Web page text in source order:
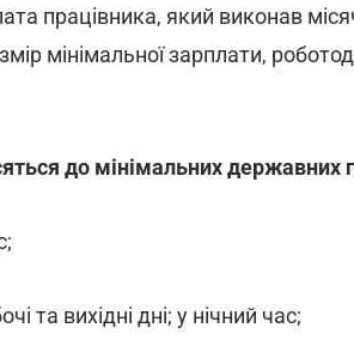
працівника, який виконав
мінімальної зарплати,
до мінімальних державних
та вихідні дні; у нічний час;